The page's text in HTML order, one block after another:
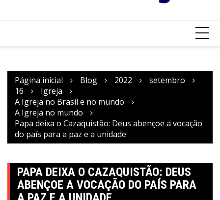
Página inicial Blog 2022
setembro
16
Igreja
A Igreja no Brasil e no mundo
A Igreja no mundo
Papa deixa o Cazaquistão: Deus abençoe a vocação
do país para a paz e a unidade
PAPA DEIXA O CAZAQUISTÃO: DEUS
ABENÇOE A VOCAÇÃO DO PAÍS PARA